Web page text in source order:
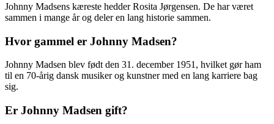
Johnny Madsens kæreste hedder Rosita Jørgensen. De har været
sammen i mange år og deler en lang historie sammen.
Hvor gammel er Johnny Madsen?
Johnny Madsen blev født den 31. december 1951, hvilket gør ham
til en 70-årig dansk musiker og kunstner med en lang karriere bag
sig.
Er Johnny Madsen gift?